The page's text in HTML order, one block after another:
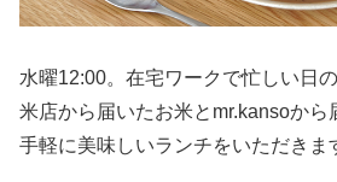
水曜12:00。在宅ワークで忙しい日
米店から届いたお米とmr.kansoか
手軽に美味しいランチをいただきま